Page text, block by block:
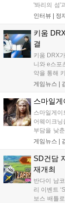
'똬리의 섬'
'소굴'을 포
를 표했습
인터뷰 | 정
키움
결
키움 DRX
니와 e스포
약을 통해
이터 네트
오프라인
게임뉴스 |
스마일게
스마일게
어웨이크
부담을 낮
특징으로
니다. 또한
킨, 경품 이
으고 있습니
게임뉴스 |
SD건담
재개최
반다이 남
리 이벤트
보스 배틀